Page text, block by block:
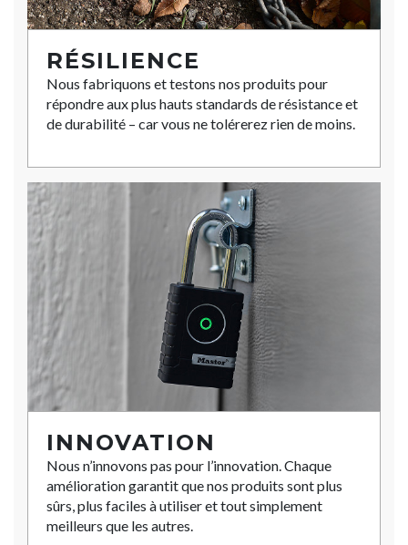
RÉSILIENCE
Nous fabriquons et testons nos produits pour
répondre aux plus hauts standards de résistance et
de durabilité – car vous ne tolérerez rien de moins.
INNOVATION
Nous n’innovons pas pour l’innovation. Chaque
amélioration garantit que nos produits sont plus
sûrs, plus faciles à utiliser et tout simplement
meilleurs que les autres.